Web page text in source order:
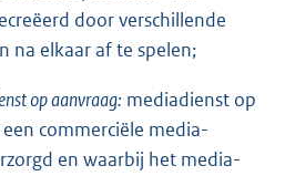
door verschillende
na elkaar af te spelen;
op aanvraag: mediadienst op
commerciële media-
en waarbij het media-